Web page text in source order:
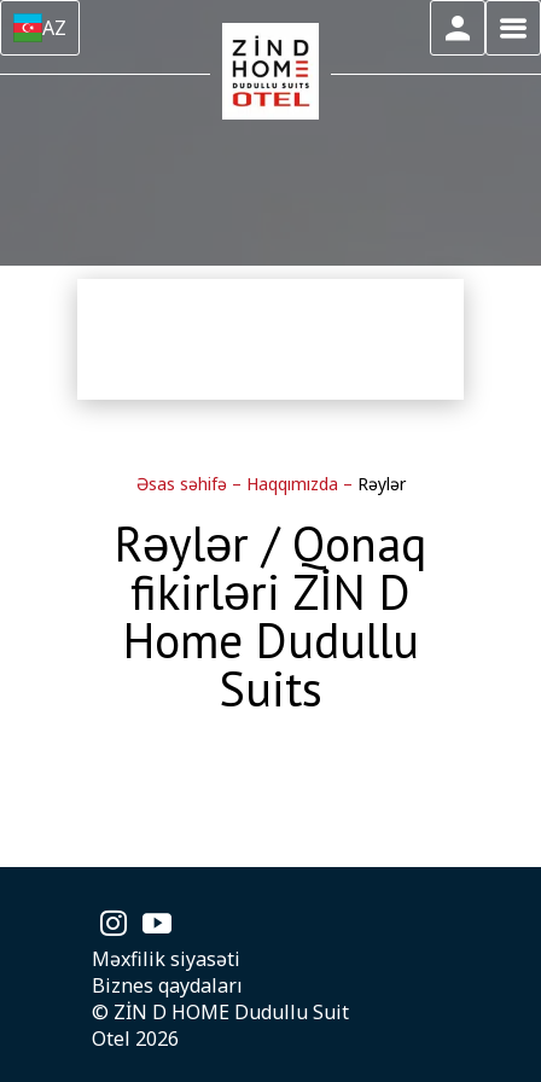
AZ
Əsas səhifə – Haqqımızda – Rəylər
Rəylər / Qonaq
fikirləri ZİN D
Home Dudullu
Suits
© ZİN D HOME Dudullu Suit
Otel 2026
Məxfilik siyasəti
Biznes qaydaları